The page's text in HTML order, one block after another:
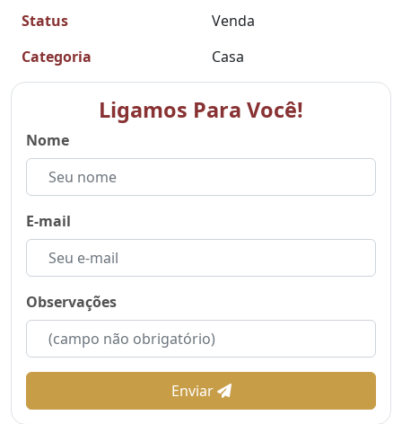
Status
Venda
Categoria
Casa
Ligamos Para Você!
Nome
E-mail
Observações
Enviar